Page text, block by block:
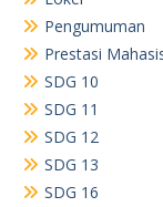
Pengumuman
Prestasi
SDG 10
SDG 11
SDG 12
SDG 13
SDG 16